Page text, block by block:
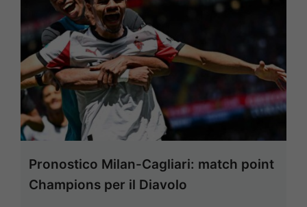
Pronostico Milan-Cagliari: match point
Champions per il Diavolo